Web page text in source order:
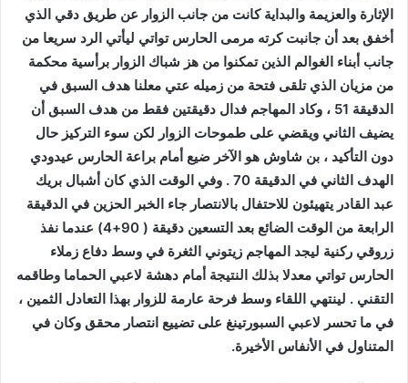
الإثارة والعزيمة والبداية كانت من جانب الزوار عن طريق دقي الذي
أخفق بعد أن جانبت كرته مرمى الحارس تواتي ليأتي الرد سريعا من
جانب أبناء الغوالم الذين تمكنوا من هز شباك الزوار برأسية محكمة
من مزيان الذي تلقى فتحة من زميله عتي معلنا هدف السبق في
الدقيقة 51 ، وكاد المهاجم فدال دقيقتين فقط من هدف السبق أن
يضيف الثاني ويقضي على طموحات الزوار لكن سوء التركيز حال
دون التأكيد ، بن شاوش هو الآخر ضيع أمام براعة الحارس عيدودي
الهدف الثاني في الدقيقة 70 . وفي الوقت الذي كان أشبال بريك
عبد القادر يتهيئون للاحتفال بالانتصار جاء الخبر الحزين في الدقيقة
الرابعة من الوقت الضائع بعد التسعين دقيقة ( 90+4) عندما نفذ
زروقي ركنية ليجد المهاجم زيتوني الثغرة في وسط دفاع زملاء
الحارس تواتي معدلا بذلك النتيجة أمام دهشة لاعبي الحماما وطاقمه
التقني . لينتهي اللقاء وسط فرحة عارمة للزوار بهذا التعادل الثمين ،
في ما تحسر لاعبي السبورتينغ على تضييع انتصار محقق وكان في
المتناول في الأنفاس الأخيرة.